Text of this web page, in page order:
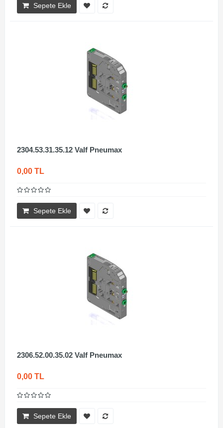
Sepete Ekle
2304.53.31.35.12 Valf Pneumax
0,00 TL
Sepete Ekle
2306.52.00.35.02 Valf Pneumax
0,00 TL
Sepete Ekle